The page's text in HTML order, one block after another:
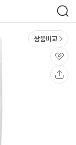
검
색
상품비교
관
심